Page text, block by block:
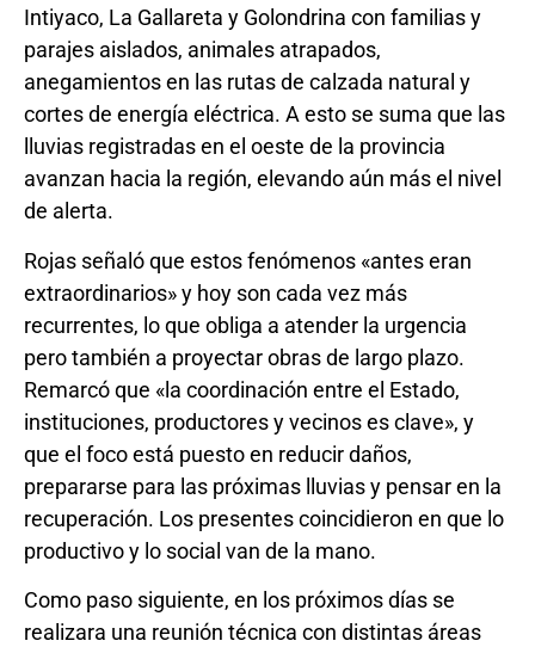
Intiyaco, La Gallareta y Golondrina con familias y
parajes aislados, animales atrapados,
anegamientos en las rutas de calzada natural y
cortes de energía eléctrica. A esto se suma que las
lluvias registradas en el oeste de la provincia
avanzan hacia la región, elevando aún más el nivel
de alerta.
Rojas señaló que estos fenómenos «antes eran
extraordinarios» y hoy son cada vez más
recurrentes, lo que obliga a atender la urgencia
pero también a proyectar obras de largo plazo.
Remarcó que «la coordinación entre el Estado,
instituciones, productores y vecinos es clave», y
que el foco está puesto en reducir daños,
prepararse para las próximas lluvias y pensar en la
recuperación. Los presentes coincidieron en que lo
productivo y lo social van de la mano.
Como paso siguiente, en los próximos días se
realizara una reunión técnica con distintas áreas